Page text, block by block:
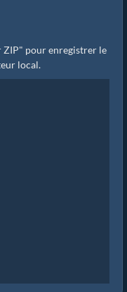
pour enregistrer le
local.